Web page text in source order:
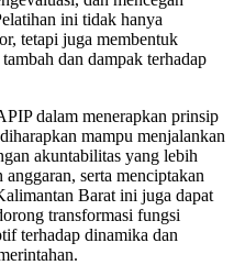
ini tidak hanya
tetapi juga membentuk
dan dampak terhadap
dalam menerapkan prinsip
mampu menjalankan
akuntabilitas yang lebih
serta menciptakan
Barat ini juga dapat
transformasi fungsi
terhadap dinamika dan